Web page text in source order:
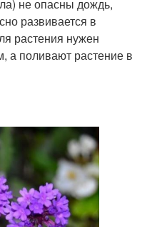
не опасны дождь,
развивается в
растения нужен
поливают растение в